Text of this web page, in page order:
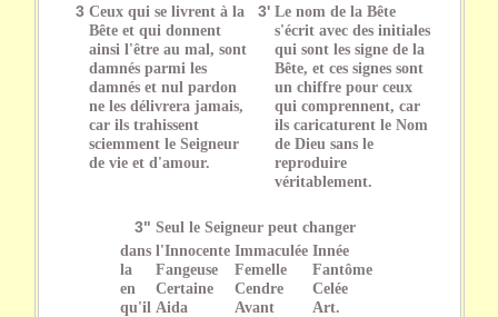
3 Ceux qui se livrent à la
Bête et qui donnent
ainsi l'être au mal, sont
damnés parmi les
damnés et nul pardon
ne les délivrera jamais,
car ils trahissent
sciemment le Seigneur
de vie et d'amour.
3' Le nom de la Bête
s'écrit avec des initiales
qui sont les signe de la
Bête, et ces signes sont
un chiffre pour ceux
qui comprennent, car
ils caricaturent le Nom
de Dieu sans le
reproduire
véritablement.
3" Seul le Seigneur peut changer
dans
la
en
qu'il
l'Innocente
Fangeuse
Certaine
Aida
Immaculée
Femelle
Cendre
Avant
Innée
Fantôme
Celée
Art.